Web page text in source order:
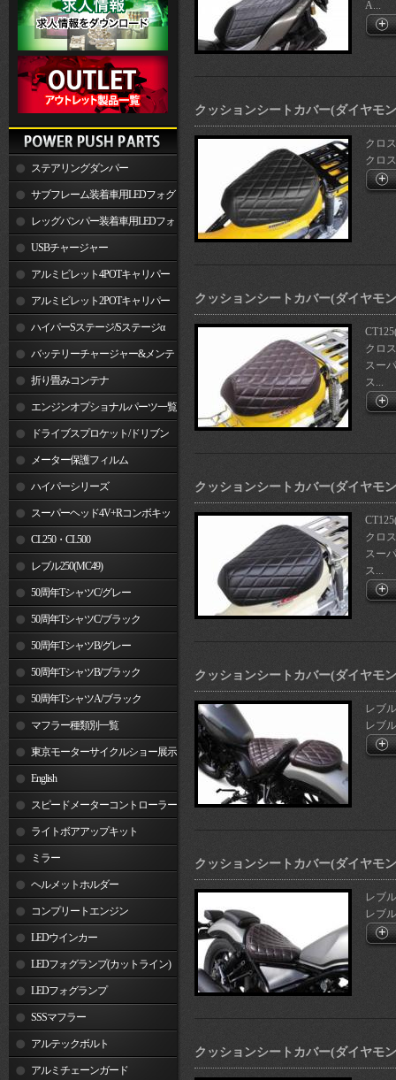
ステアリングダンパー
サブフレーム装着車用LEDフォグ
ランプレッグバンパー装着車用LEDフォ
グランプUSBチャージャー
アルミビレット4POTキャリパー
関連製品アルミビレット2POTキャリパー
関連製品ハイパーSステージ/Sステージα
バッテリーチャージャー&メンテ
ナー 折り畳みコンテナ
エンジンオプショナルパーツ一覧
ドライブスプロケット/ドリブン
スプロケット
メーター保護フィルム
ハイパーシリーズ
スーパーヘッド4V+Rコンボキッ
ト CL250・CL500
レブル250(MC49)
50周年TシャツC/グレー
50周年TシャツC/ブラック
50周年TシャツB/グレー
50周年TシャツB/ブラック
50周年TシャツA/ブラック
マフラー種類別一覧
東京モーターサイクルショー展示
車両 English
スピードメーターコントローラー
ライトボアアップキット
ミラー
ヘルメットホルダー
コンプリートエンジン
LEDウインカー
LEDフォグランプ(カットライン)
LEDフォグランプ
SSSマフラー
アルテックボルト
アルミチェーンガード
A...
クッションシートカバー(ダイヤモ
クロ
クロ
クッションシートカバー(ダイヤモ
クロ
スー
ス...
クッションシートカバー(ダイヤモ
クロ
スー
ス...
クッションシートカバー(ダイヤモ
レブ
レブ
クッションシートカバー(ダイヤモ
レブ
レブ
クッションシートカバー(ダイヤモ